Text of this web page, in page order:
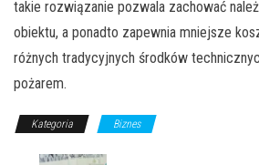
takie rozwiązanie pozwala zachować
obiektu, a ponadto zapewnia mniejsze
różnych tradycyjnych środków
pożarem.
Kategoria Biznes